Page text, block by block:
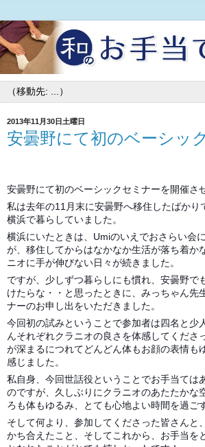
2013年11月30日土曜日
安曇野にて初のベーシッ
安曇野にて初のベーシックセミナーを開催さ
私は去年の11月末に安曇野へ移住したばかり
横浜で暮らしていました。
横浜にいたときは、Umiのいえでおさらい会
が、移住してからはなかなか生活が落ち着か
ニオに手が伸びない日々が続きました。
ですが、少しずつ暮らしにも慣れ、安曇野で
けたらな・・と思ったときに、みっちゃん先
ナーのお申し出をいただきました。
今回初の試みということで参加者は四名と少
んそれぞれクラニオの良さを体感してくださ
が深まるにつれてどんどん体もお顔の表情も
感じました。
私自身、今回世話役ということでお手当ては
のですが、久しぶりにクラニオのあたたかな
ろも体もゆるみ、とても心地よい時間を過ご
そして何より、参加してくださった皆さんと
かち合えたこと、そしてこれから、お手当を